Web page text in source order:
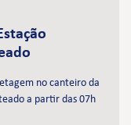
no canteiro da
a partir das 07h